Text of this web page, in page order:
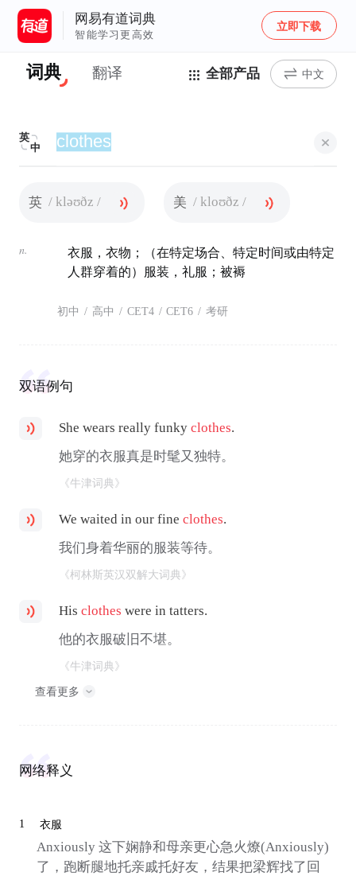
网易有道词典
智能学习更高效
立即下载
词典 翻译 全部产品 中文
英
中
英 / kləʊðz / 美 / kloʊðz /
n.
衣服，衣物；（在特定场合、特定时间或由特定
人群穿着的）服装，礼服；被褥
初中 / 高中 / CET4 / CET6 / 考研
双语例句
She wears really funkyclothes.
她穿的衣服真是时髦又独特。
《牛津词典》
We waited in our fineclothes.
我们身着华丽的服装等待。
《柯林斯英汉双解大词典》
Hisclothes were in tatters.
他的衣服破旧不堪。
《牛津词典》
查看更多
网络释义
1 衣服
Anxiously 这下娴静和母亲更心急火燎(Anxiously)
了，跑断腿地托亲戚托好友，结果把梁辉找了回